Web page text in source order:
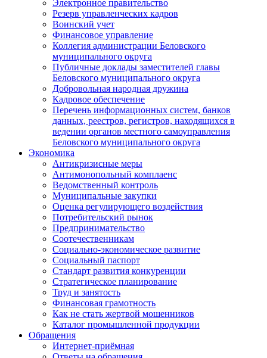
Электронное правительство
Резерв управленческих кадров
Воинский учет
Финансовое управление
Коллегия администрации Беловского
муниципального округа
Публичные доклады заместителей главы
Беловского муниципального округа
Добровольная народная дружина
Кадровое обеспечение
Перечень информационных систем, банков
данных, реестров, регистров, находящихся в
ведении органов местного самоуправления
Беловского муниципального округа
Экономика
Антикризисные меры
Антимонопольный комплаенс
Ведомственный контроль
Муниципальные закупки
Оценка регулирующего воздействия
Потребительский рынок
Предпринимательство
Соотечественникам
Социально-экономическое развитие
Социальный паспорт
Стандарт развития конкуренции
Стратегическое планирование
Труд и занятость
Финансовая грамотность
Как не стать жертвой мошенников
Каталог промышленной продукции
Обращения
Интернет-приёмная